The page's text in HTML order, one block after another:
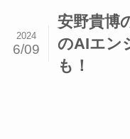
安野貴博
のAIエン
も！
2024
6/09